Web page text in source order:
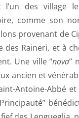
l’un des village
comme son
provenant de
des Raineri, et à
Une ville “nova”
ancien et
Antoine-Abbé